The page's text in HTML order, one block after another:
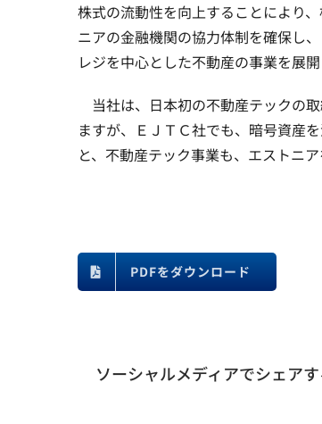
株式の流動性を向上することにより
ニアの金融機関の協力体制を確保し
レジを中心とした不動産の事業を展開
当社は、日本初の不動産テックの
ますが、ＥＪＴＣ社でも、暗号資産
と、不動産テック事業も、エストニ
PDFをダウンロード
ソーシャルメディアでシェアす